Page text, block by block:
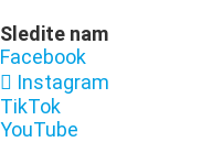
Sledite nam
Facebook
Instagram
TikTok
YouTube